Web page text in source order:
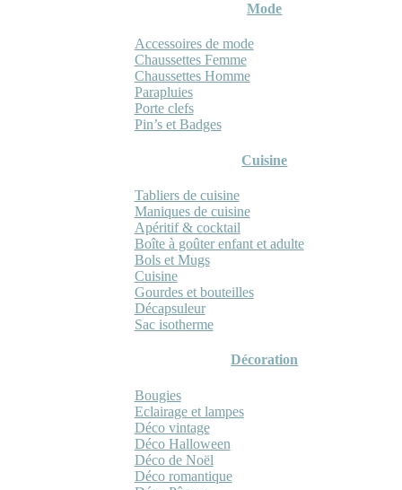
Mode
Accessoires de mode
Chaussettes Femme
Chaussettes Homme
Parapluies
Porte clefs
Pin’s et Badges
Cuisine
Tabliers de cuisine
Maniques de cuisine
Apéritif & cocktail
Boîte à goûter enfant et adulte
Bols et Mugs
Cuisine
Gourdes et bouteilles
Décapsuleur
Sac isotherme
Décoration
Bougies
Eclairage et lampes
Déco vintage
Déco Halloween
Déco de Noël
Déco romantique